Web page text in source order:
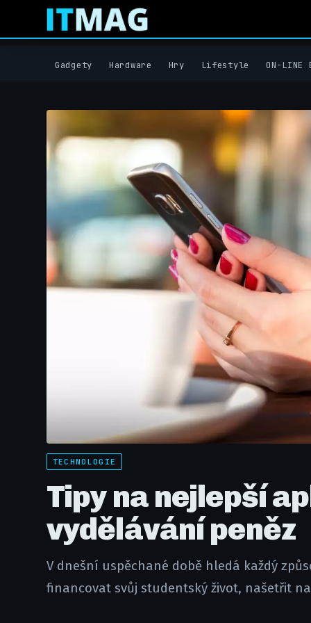
Gadgety Hardware Hry Lifestyle ON-LINE
Tipy na nejlepší
vydělávání peněz
V dnešní uspěchané době hledá každý
financovat svůj studentský život, našetřit
TECHNOLOGIE